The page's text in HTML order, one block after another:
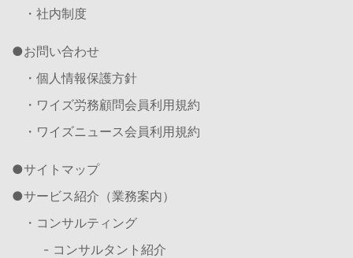
・社内制度
お問い合わせ
・個人情報保護方針
・ワイズ労務顧問会員利用規約
・ワイズニュース会員利用規約
サイトマップ
サービス紹介（業務案内）
・コンサルティング
- コンサルタント紹介